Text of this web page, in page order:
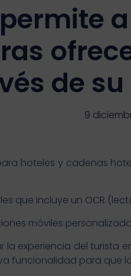
de
9
hoteles y cadenas
que incluye un OCR
móviles
la experiencia del
funcionalidad para que